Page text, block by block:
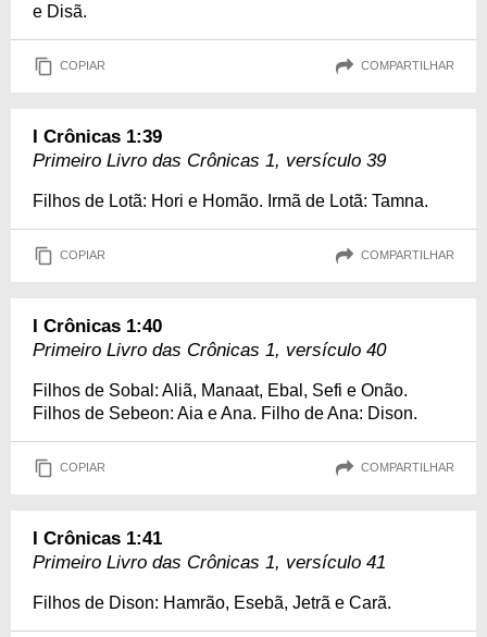
e Disã.
COPIAR COMPARTILHAR
I Crônicas 1:39
Primeiro Livro das Crônicas 1, versículo 39
Filhos de Lotã: Hori e Homão. Irmã de Lotã: Tamna.
COPIAR COMPARTILHAR
I Crônicas 1:40
Primeiro Livro das Crônicas 1, versículo 40
Filhos de Sobal: Aliã, Manaat, Ebal, Sefi e Onão.
Filhos de Sebeon: Aia e Ana. Filho de Ana: Dison.
COPIAR COMPARTILHAR
I Crônicas 1:41
Primeiro Livro das Crônicas 1, versículo 41
Filhos de Dison: Hamrão, Esebã, Jetrã e Carã.